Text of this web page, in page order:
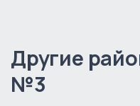
Другие
№3